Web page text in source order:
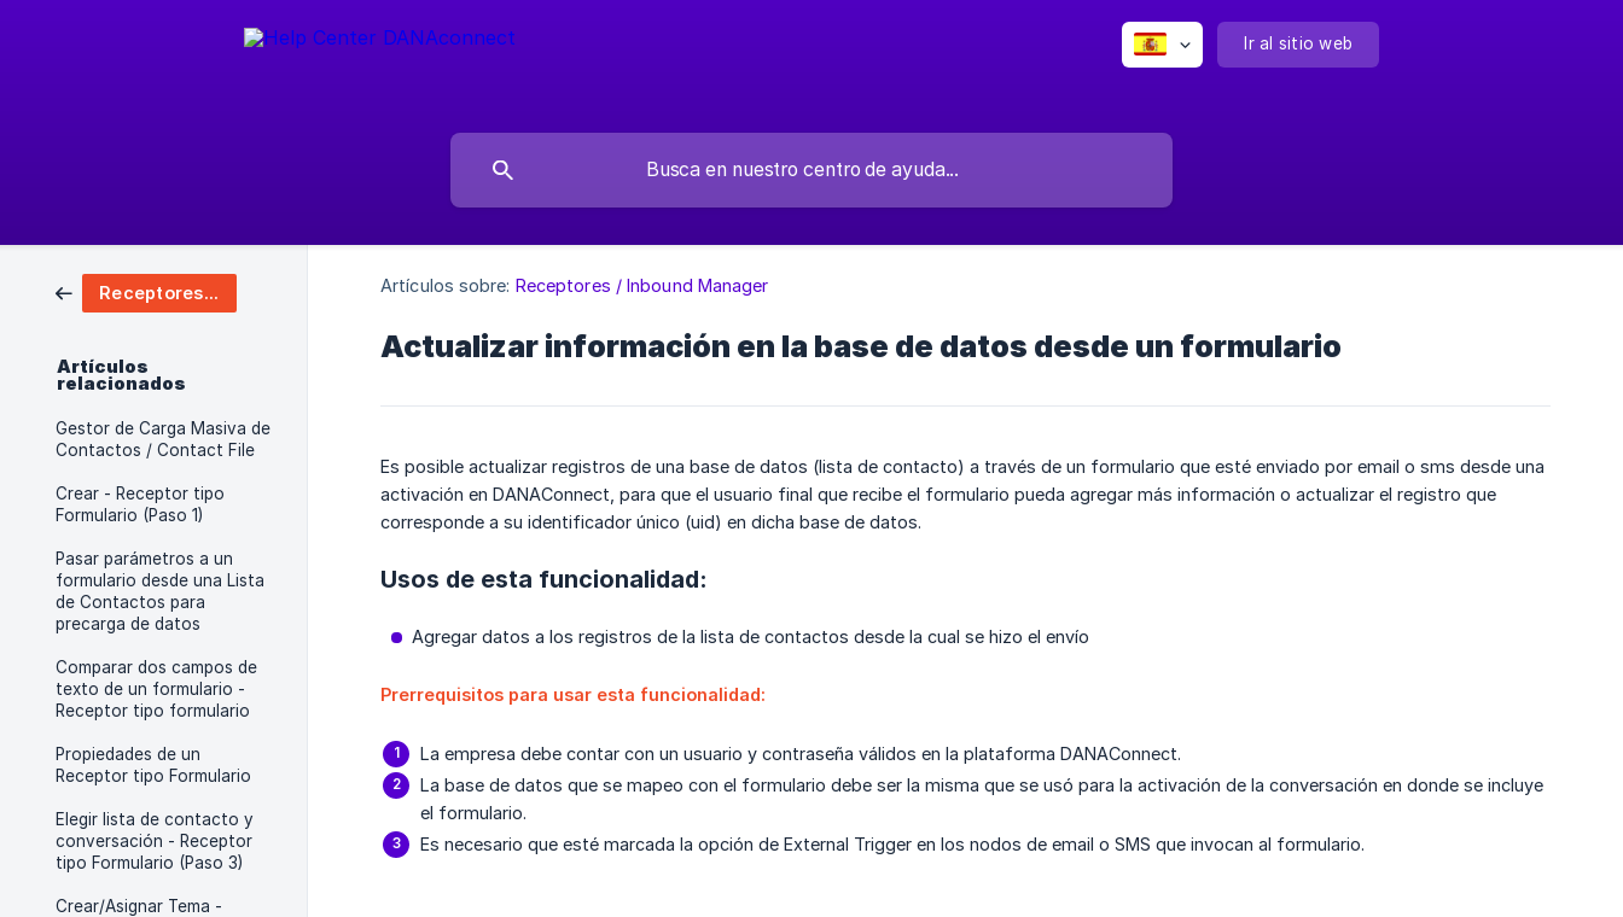
Ir al sitio web
Receptores / Inbound Manager
Artículos
relacionados
Gestor de Carga Masiva de
Contactos / Contact File
Crear - Receptor tipo
Formulario (Paso 1)
Pasar parámetros a un
formulario desde una Lista
de Contactos para
precarga de datos
Comparar dos campos de
texto de un formulario -
Receptor tipo formulario
Propiedades de un
Receptor tipo Formulario
Elegir lista de contacto y
conversación - Receptor
tipo Formulario (Paso 3)
Crear/Asignar Tema -
Artículos sobre: Receptores / Inbound Manager
Actualizar información en la base de datos desde un formulario
Es posible actualizar registros de una base de datos (lista de contacto) a través de un formulario que esté enviado por email o sms desde una
activación en DANAConnect, para que el usuario final que recibe el formulario pueda agregar más información o actualizar el registro que
corresponde a su identificador único (uid) en dicha base de datos.
Usos de esta funcionalidad:
Agregar datos a los registros de la lista de contactos desde la cual se hizo el envío
Prerrequisitos para usar esta funcionalidad:
La empresa debe contar con un usuario y contraseña válidos en la plataforma DANAConnect.
La base de datos que se mapeo con el formulario debe ser la misma que se usó para la activación de la conversación en donde se incluye
el formulario.
Es necesario que esté marcada la opción de External Trigger en los nodos de email o SMS que invocan al formulario.